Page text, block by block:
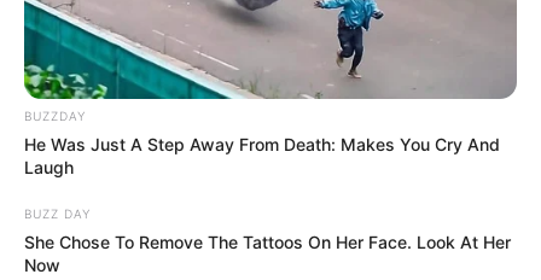
RECIBO DEL AGUA
LOCALIDAD DE USAQUÉN
CUNDINAMARCA
DESAPARECIDOS
CORTES DE LUZ
LOCALIDAD DE ENGATIVÁ
REGIOTRAM DE OCCIDENTE
LOCALIDAD DE SUBA
BUZZDAY
He Was Just A Step Away From Death: Makes You Cry And
Laugh
BUZZ DAY
She Chose To Remove The Tattoos On Her Face. Look At Her
Now